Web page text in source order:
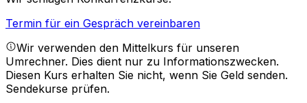
Termin für ein Gespräch vereinbaren
Wir verwenden den Mittelkurs für unseren
Umrechner. Dies dient nur zu Informationszwecken.
Diesen Kurs erhalten Sie nicht, wenn Sie Geld senden.
Sendekurse prüfen.